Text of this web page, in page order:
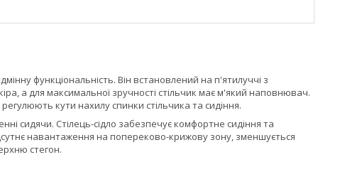
функціональність. Він встановлений на п'ятилуччі з
а для максимальної зручності стільчик має м'який наповнювач.
кути нахилу спинки стільчика та сидіння.
сидячи. Стілець-сідло забезпечує комфортне сидіння та
навантаження на попереково-крижову зону, зменшується
стегон.